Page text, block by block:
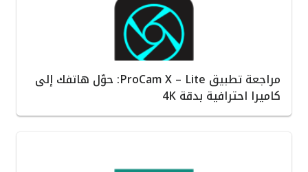
مراجعة تطبيق ProCam X – Lite: حوّل هاتفك إلى
كاميرا احترافية بدقة 4K